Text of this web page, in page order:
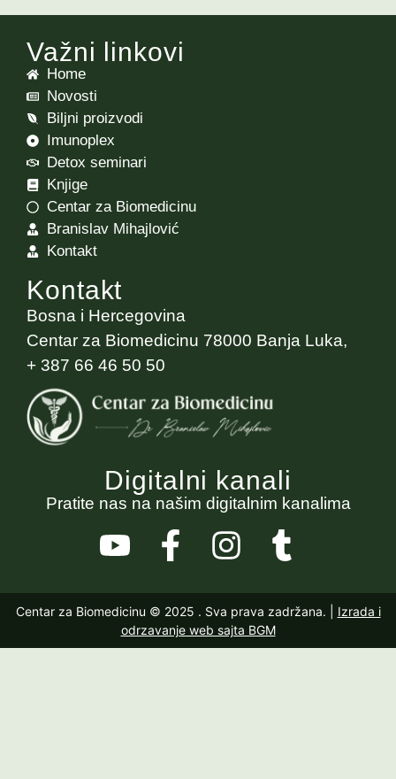
Važni linkovi
Home
Novosti
Biljni proizvodi
Imunoplex
Detox seminari
Knjige
Centar za Biomedicinu
Branislav Mihajlović
Kontakt
Kontakt
Bosna i Hercegovina
Centar za Biomedicinu 78000 Banja Luka,
+ 387 66 46 50 50
Digitalni kanali
Pratite nas na našim digitalnim kanalima
Centar za Biomedicinu © 2025 . Sva prava zadržana. | Izrada i
odrzavanje web sajta BGM